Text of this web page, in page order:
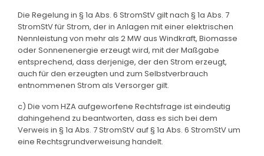
Die Regelung in § 1a Abs. 6 StromStV gilt nach § 1a Abs. 7
StromStV für Strom, der in Anlagen mit einer elektrischen
Nennleistung von mehr als 2 MW aus Windkraft, Biomasse
oder Sonnenenergie erzeugt wird, mit der Maßgabe
entsprechend, dass derjenige, der den Strom erzeugt,
auch für den erzeugten und zum Selbstverbrauch
entnommenen Strom als Versorger gilt.
c) Die vom HZA aufgeworfene Rechtsfrage ist eindeutig
dahingehend zu beantworten, dass es sich bei dem
Verweis in § 1a Abs. 7 StromStV auf § 1a Abs. 6 StromStV um
eine Rechtsgrundverweisung handelt.